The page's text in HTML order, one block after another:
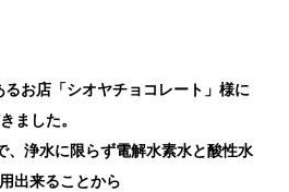
お店「シオヤチョコレート」様に
ました。
、浄水に限らず電解水素水と酸性水
出来ることから